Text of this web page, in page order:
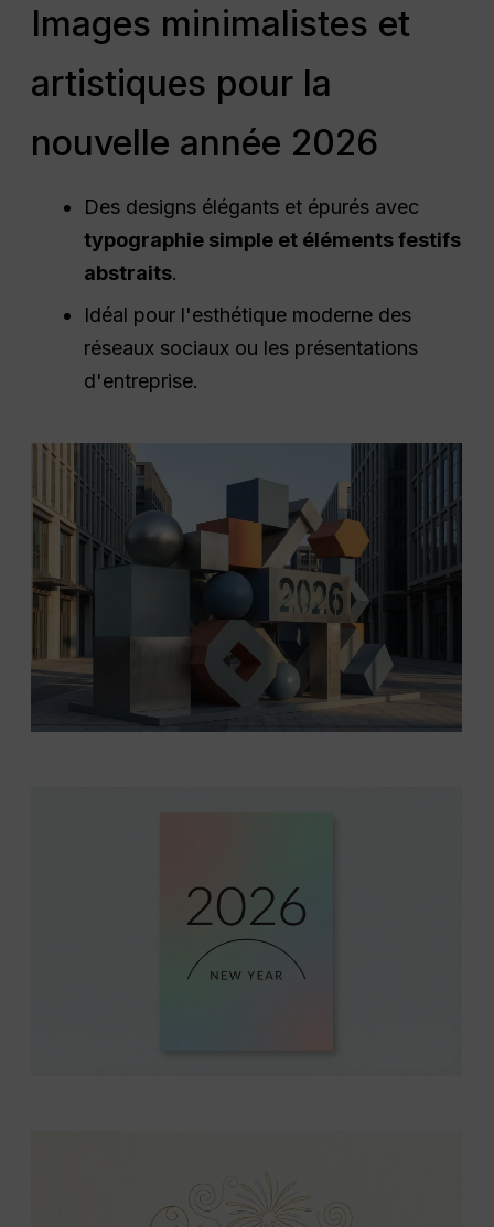
Images minimalistes et
artistiques pour la
nouvelle année 2026
Des designs élégants et épurés avec
typographie simple et éléments festifs
abstraits.
Idéal pour l'esthétique moderne des
réseaux sociaux ou les présentations
d'entreprise.